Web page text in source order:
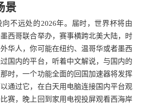
景
不远处的2026年。届时，世界杯将由
西哥联合举办，赛事横跨北美大陆，时
华人，你可能在纽约、温哥华或者墨西
国内的平台，听着中文解说，与国内的
时，一个功能全面的回国加速器将发挥
通过它，在白天用电脑连接国内平台观
赛，晚上回到家用电视投屏观看西海岸